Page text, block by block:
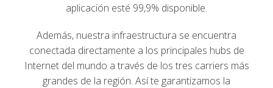
aplicación esté 99,9% disponible.
Además, nuestra infraestructura se encuentra
conectada directamente a los principales hubs de
Internet del mundo a través de los tres carriers más
grandes de la región. Así te garantizamos la